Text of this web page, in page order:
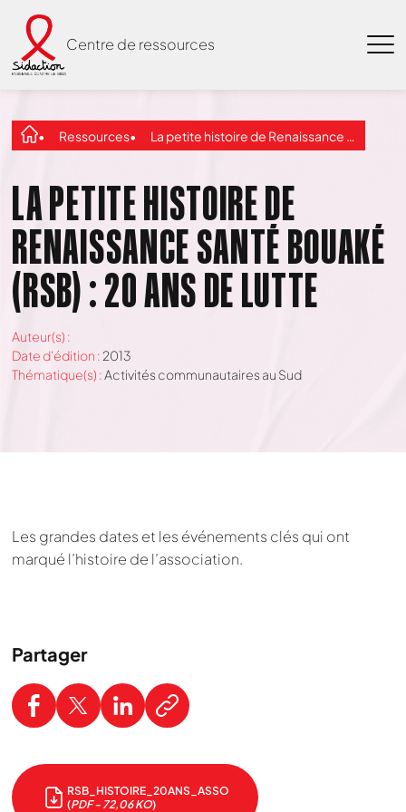
Centre de ressources
Ressources La petite histoire de Renaissance Santé Bouaké (RSB) : 20 ans de lutte
LA PETITE HISTOIRE DE
RENAISSANCE SANTÉ BOUAKÉ
(RSB) : 20 ANS DE LUTTE
Auteur(s) :
Date d'édition : 2013
Thématique(s) :Activités communautaires au Sud
Les grandes dates et les événements clés qui ont
marqué l’histoire de l’association.
Partager
RSB_HISTOIRE_20ANS_ASSO
(PDF - 72,06 KO)